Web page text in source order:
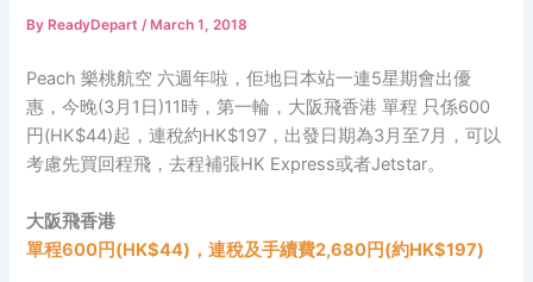
By ReadyDepart/ March 1, 2018
Peach 樂桃航空 六週年啦，佢地日本站一連5星期會出優
惠，今晚(3月1日)11時，第一輪，大阪飛香港 單程 只係600
円(HK$44)起，連稅約HK$197，出發日期為3月至7月，可以
考慮先買回程飛，去程補張HK Express或者Jetstar。
大阪飛香港
單程600円(HK$44)，連稅及手續費2,680円(約HK$197)